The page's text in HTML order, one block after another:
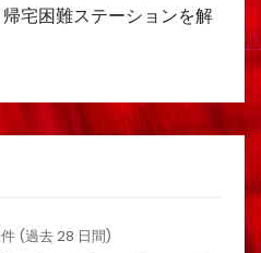
宅困難ステーションを解
(過去 28 日間)